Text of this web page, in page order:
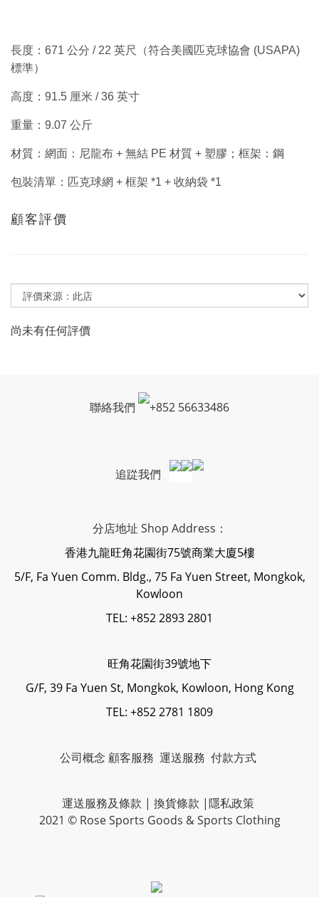
長度：671 公分 / 22 英尺（符合美國匹克球協會 (USAPA)
標準）
高度：91.5 厘米 / 36 英寸
重量：9.07 公斤
材質：網面：尼龍布 + 無結 PE 材質 + 塑膠；框架：鋼
包裝清單：匹克球網 + 框架 *1 + 收納袋 *1
顧客評價
尚未有任何評價
聯絡我們 +852 56633486
追踨我們
分店地址 Shop Address：
香港九龍旺角花園街75號商業大廈5樓
5/F, Fa Yuen Comm. Bldg., 75 Fa Yuen Street, Mongkok,
Kowloon
TEL: +852 2893 2801
旺角花園街39號地下
G/F, 39 Fa Yuen St, Mongkok, Kowloon, Hong Kong
TEL: +852 2781 1809
公司概念 顧客服務 運送服務 付款方式
運送服務及條款 | 換貨條款 |隱私政策
2021 © Rose Sports Goods & Sports Clothing